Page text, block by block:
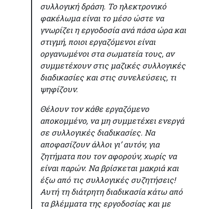
συλλογική δράση. Το ηλεκτρονικό
φακέλωμα είναι το μέσο ώστε να
γνωρίζει η εργοδοσία ανά πάσα ώρα και
στιγμή, ποιοι εργαζόμενοι είναι
οργανωμένοι στα σωματεία τους, αν
συμμετέχουν στις μαζικές συλλογικές
διαδικασίες και στις συνελεύσεις, τι
ψηφίζουν.
Θέλουν τον κάθε εργαζόμενο
αποκομμένο, να μη συμμετέχει ενεργά
σε συλλογικές διαδικασίες. Να
αποφασίζουν άλλοι γι’ αυτόν, για
ζητήματα που τον αφορούν, χωρίς να
είναι παρών. Να βρίσκεται μακριά και
έξω από τις συλλογικές συζητήσεις!
Αυτή τη διάτρητη διαδικασία κάτω από
τα βλέμματα της εργοδοσίας και με